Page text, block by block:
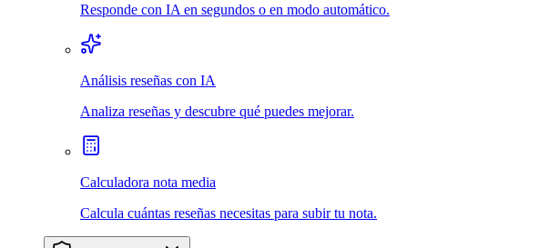
Responde con IA en segundos o en modo automático.
Análisis reseñas con IA
Analiza reseñas y descubre qué puedes mejorar.
Calculadora nota media
Calcula cuántas reseñas necesitas para subir tu nota.